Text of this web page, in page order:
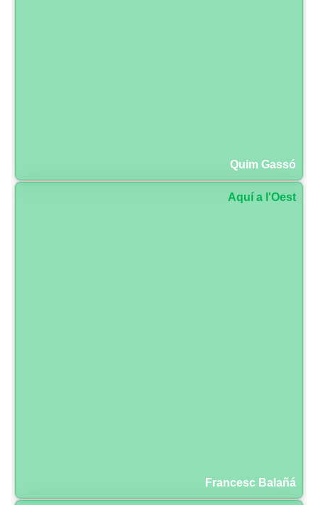
Quim Gassó
Aquí a l'Oest
Francesc Balañá